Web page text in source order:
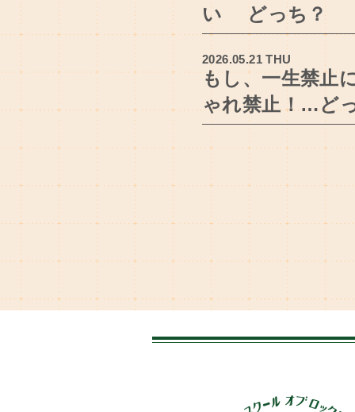
い どっち？
2026.05.21 THU
もし、一生禁止
ゃれ禁止！…ど